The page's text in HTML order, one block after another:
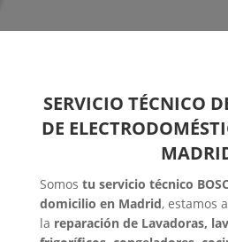
SERVICIO TÉCNICO
DE
Somos tu servicio técnico
domicilio en Madrid, estamos
la reparación de Lavadoras,